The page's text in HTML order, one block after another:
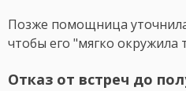
Позже помощница
чтобы его "мягко окружила
Отказ от встреч до